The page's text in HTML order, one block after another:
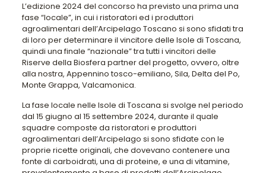
L’edizione 2024 del concorso ha previsto una prima una
fase “locale”, in cui i ristoratori ed i produttori
agroalimentari dell’Arcipelago Toscano si sono sfidati tra
di loro per determinare il vincitore delle Isole di Toscana,
quindi una finale “nazionale” tra tutti i vincitori delle
Riserve della Biosfera partner del progetto, ovvero, oltre
alla nostra, Appennino tosco-emiliano, Sila, Delta del Po,
Monte Grappa, Valcamonica.
La fase locale nelle Isole di Toscana si svolge nel periodo
dal 15 giugno al 15 settembre 2024, durante il quale
squadre composte da ristoratori e produttori
agroalimentari dell’Arcipelago si sono sfidate con le
proprie ricette originali, che dovevano contenere una
fonte di carboidrati, una di proteine, e una di vitamine,